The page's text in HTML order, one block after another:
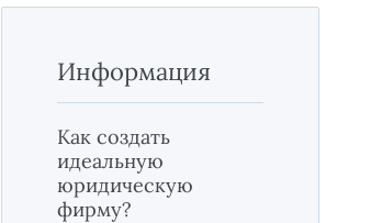
Информация
Как создать
идеальную
юридическую
фирму?